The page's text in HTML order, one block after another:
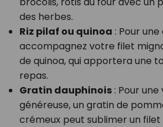
des herbes.
Riz pilaf ou quinoa : Pour
accompagnez votre filet
de quinoa, qui apportera une
repas.
Gratin dauphinois: Pour une
généreuse, un gratin de
crémeux peut sublimer un filet